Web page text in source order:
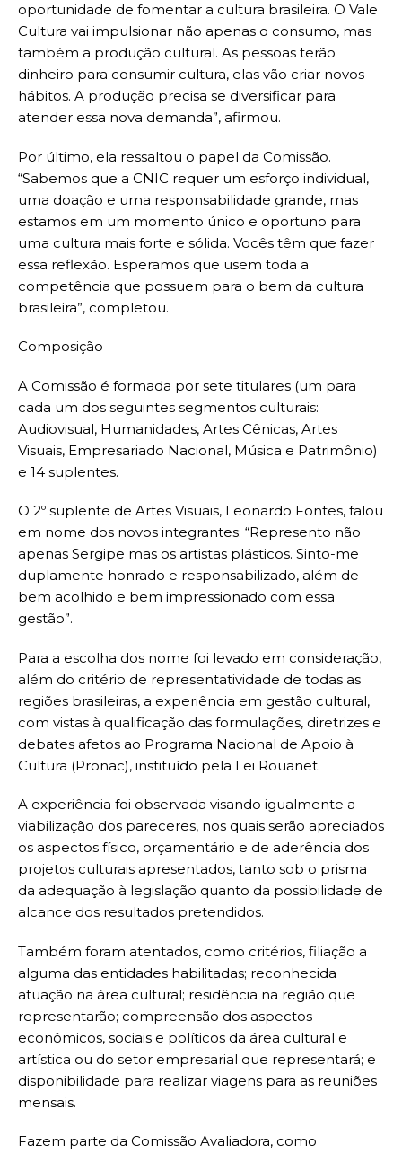
oportunidade de fomentar a cultura brasileira. O Vale
Cultura vai impulsionar não apenas o consumo, mas
também a produção cultural. As pessoas terão
dinheiro para consumir cultura, elas vão criar novos
hábitos. A produção precisa se diversificar para
atender essa nova demanda”, afirmou.
Por último, ela ressaltou o papel da Comissão.
“Sabemos que a CNIC requer um esforço individual,
uma doação e uma responsabilidade grande, mas
estamos em um momento único e oportuno para
uma cultura mais forte e sólida. Vocês têm que fazer
essa reflexão. Esperamos que usem toda a
competência que possuem para o bem da cultura
brasileira”, completou.
Composição
A Comissão é formada por sete titulares (um para
cada um dos seguintes segmentos culturais:
Audiovisual, Humanidades, Artes Cênicas, Artes
Visuais, Empresariado Nacional, Música e Patrimônio)
e 14 suplentes.
O 2º suplente de Artes Visuais, Leonardo Fontes, falou
em nome dos novos integrantes: “Represento não
apenas Sergipe mas os artistas plásticos. Sinto-me
duplamente honrado e responsabilizado, além de
bem acolhido e bem impressionado com essa
gestão”.
Para a escolha dos nome foi levado em consideração,
além do critério de representatividade de todas as
regiões brasileiras, a experiência em gestão cultural,
com vistas à qualificação das formulações, diretrizes e
debates afetos ao Programa Nacional de Apoio à
Cultura (Pronac), instituído pela Lei Rouanet.
A experiência foi observada visando igualmente a
viabilização dos pareceres, nos quais serão apreciados
os aspectos físico, orçamentário e de aderência dos
projetos culturais apresentados, tanto sob o prisma
da adequação à legislação quanto da possibilidade de
alcance dos resultados pretendidos.
Também foram atentados, como critérios, filiação a
alguma das entidades habilitadas; reconhecida
atuação na área cultural; residência na região que
representarão; compreensão dos aspectos
econômicos, sociais e políticos da área cultural e
artística ou do setor empresarial que representará; e
disponibilidade para realizar viagens para as reuniões
mensais.
Fazem parte da Comissão Avaliadora, como